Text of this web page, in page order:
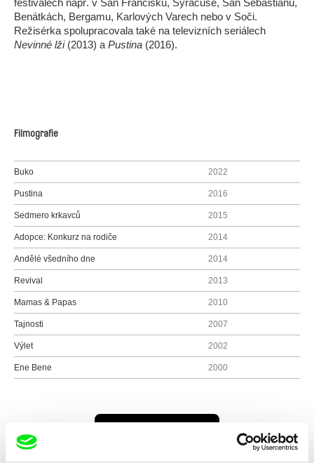
festivalech např. v San Francisku, Syracuse, San Sebastianu,
Benátkách, Bergamu, Karlových Varech nebo v Soči.
Režisérka spolupracovala také na televizních seriálech
Nevinné lži(2013) a Pustina (2016).
Filmografie
Buko 2022
Pustina 2016
Sedmero krkavců 2015
Adopce: Konkurz na rodiče 2014
Andělé všedního dne 2014
Revival 2013
Mamas & Papas 2010
Tajnosti 2007
Výlet 2002
Ene Bene 2000